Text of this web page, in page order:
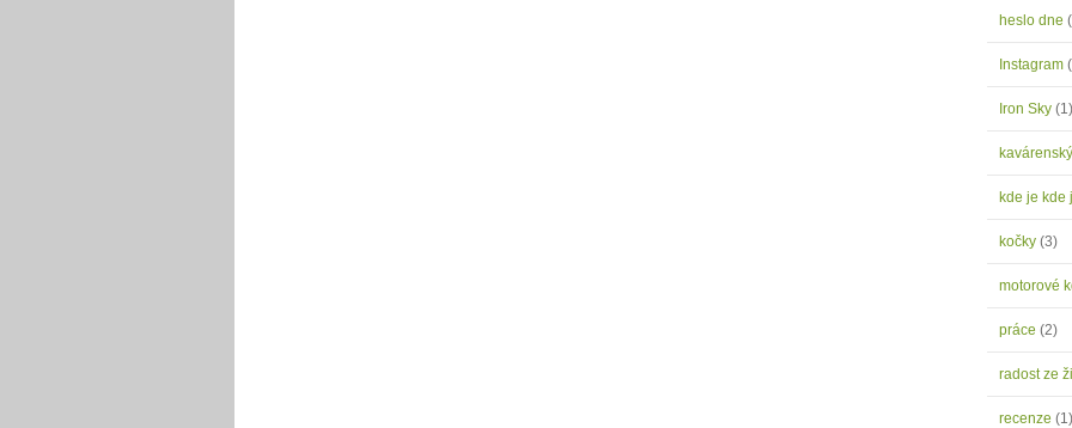
heslo dne
Instagram
Iron Sky (1)
kde je kde
kočky (3)
motorové
práce (2)
radost ze
recenze (1)